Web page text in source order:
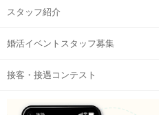
スタッフ紹介
婚活イベントスタッフ募集
接客・接遇コンテスト